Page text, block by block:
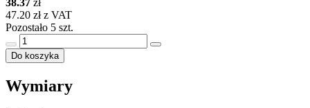
47.20 zł z VAT
Pozostało 5 szt.
Do koszyka
Wymiary